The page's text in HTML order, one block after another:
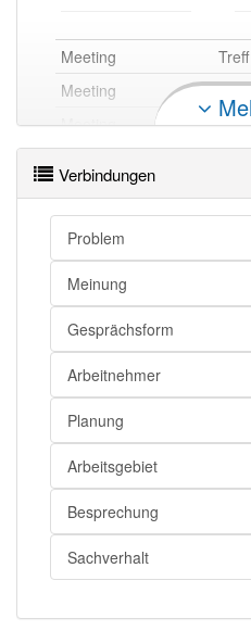
Meeting
Treff
Meeting
Meeting
Meeting
Meeting openthesaurus
Verbindungen
Problem
Meinung
Gesprächsform
Arbeitnehmer
Planung
Arbeitsgebiet
Besprechung
Sachverhalt